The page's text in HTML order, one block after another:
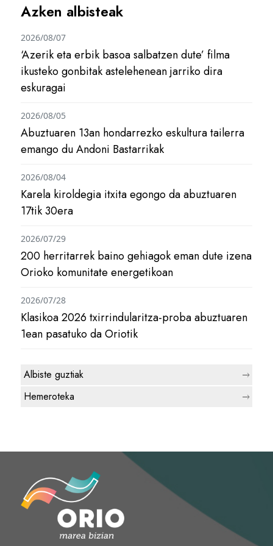
Azken albisteak
‘Azerik eta erbik basoa salbatzen dute’ filma
ikusteko gonbitak astelehenean jarriko dira
eskuragai
2026/08/07
Abuztuaren 13an hondarrezko eskultura tailerra
emango du Andoni Bastarrikak
2026/08/05
Karela kiroldegia itxita egongo da abuztuaren
17tik 30era
2026/08/04
200 herritarrek baino gehiagok eman dute izena
Orioko komunitate energetikoan
2026/07/29
Klasikoa 2026 txirrindularitza-proba abuztuaren
1ean pasatuko da Oriotik
2026/07/28
Albiste guztiak
Hemeroteka